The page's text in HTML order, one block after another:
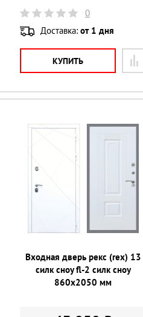
0
Доставка: от 1 дня
КУПИТЬ
Входная дверь рекс (rex) 13
силк сноу fl-2 силк сноу
860х2050 мм